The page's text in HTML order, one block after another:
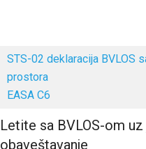
STS-02 deklaracija BVLOS
prostora
EASA C6
Letite sa BVLOS-om
obaveštavanje